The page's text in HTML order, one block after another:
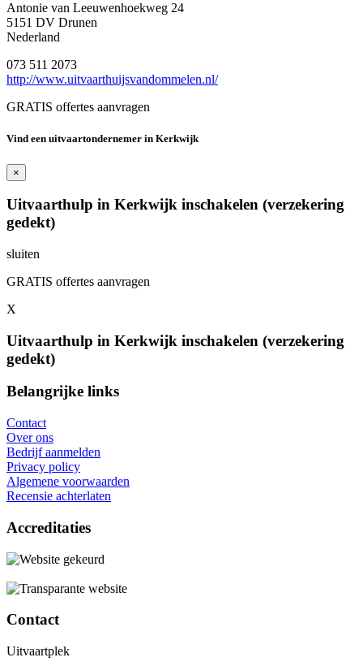
Antonie van Leeuwenhoekweg 24
5151 DV Drunen
Nederland
073 511 2073
http://www.uitvaarthuijsvandommelen.nl/
GRATIS offertes aanvragen
Vind een uitvaartondernemer in Kerkwijk
×
Uitvaarthulp in Kerkwijk inschakelen (verzekering
gedekt)
sluiten
GRATIS offertes aanvragen
X
Uitvaarthulp in Kerkwijk inschakelen (verzekering
gedekt)
Belangrijke links
Contact
Over ons
Bedrijf aanmelden
Privacy policy
Algemene voorwaarden
Recensie achterlaten
Accreditaties
Contact
Uitvaartplek